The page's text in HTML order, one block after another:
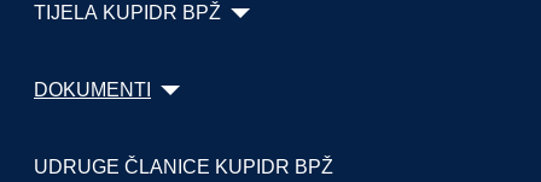
TIJELA KUPIDR BPŽ
DOKUMENTI
UDRUGE ČLANICE KUPIDR BPŽ